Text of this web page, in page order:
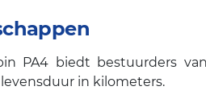
PA4 biedt bestuurders
in kilometers.